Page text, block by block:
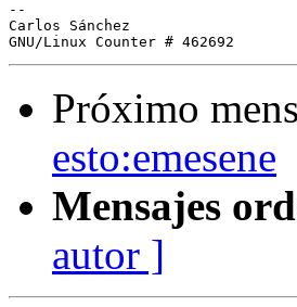
--
Carlos Sánchez
Próximo
esto:emesene
Mensajes
autor ]